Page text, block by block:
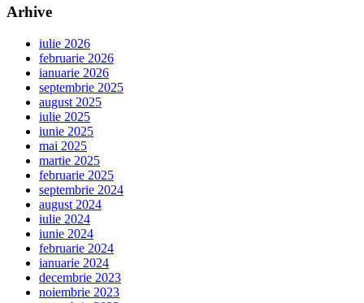
Arhive
iulie 2026
februarie 2026
ianuarie 2026
septembrie 2025
august 2025
iulie 2025
iunie 2025
mai 2025
martie 2025
februarie 2025
septembrie 2024
august 2024
iulie 2024
iunie 2024
februarie 2024
ianuarie 2024
decembrie 2023
noiembrie 2023